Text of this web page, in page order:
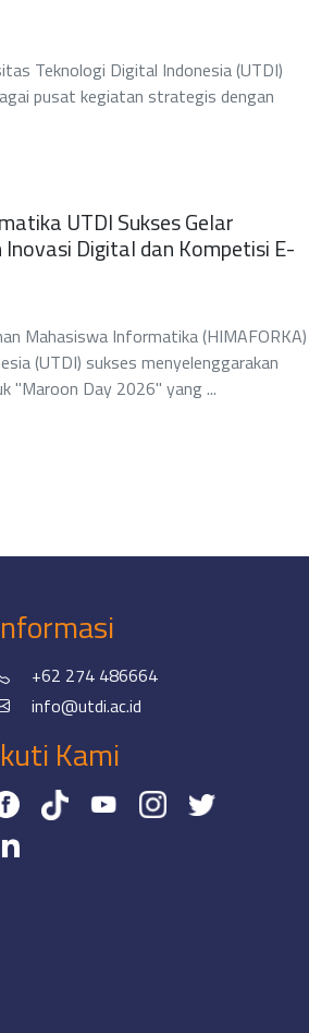
Teknologi Digital Indonesia (UTDI)
pusat kegiatan strategis dengan
UTDI Sukses Gelar
Digital dan Kompetisi E-
Mahasiswa Informatika (HIMAFORKA)
(UTDI) sukses menyelenggarakan
"Maroon Day 2026" yang ...
+62 274 486664
info@utdi.ac.id
Kami